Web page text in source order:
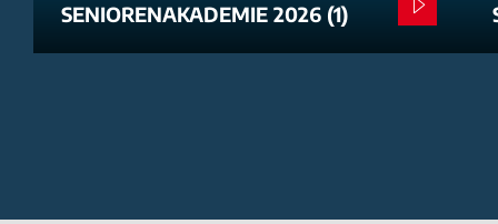
SENIORENAKADEMIE 2026 (1)